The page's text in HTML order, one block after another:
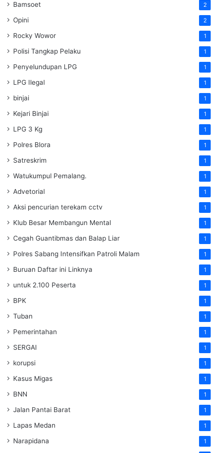
Bamsoet 2
Opini 2
Rocky Wowor 1
Polisi Tangkap Pelaku 1
Penyelundupan LPG 1
LPG Ilegal 1
binjai 1
Kejari Binjai 1
LPG 3 Kg 1
Polres Blora 1
Satreskrim 1
Watukumpul Pemalang. 1
Advetorial 1
Aksi pencurian terekam cctv 1
Klub Besar Membangun Mental 1
Cegah Guantibmas dan Balap Liar 1
Polres Sabang Intensifkan Patroli Malam 1
Buruan Daftar ini Linknya 1
untuk 2.100 Peserta 1
BPK 1
Tuban 1
Pemerintahan 1
SERGAI 1
korupsi 1
Kasus Migas 1
BNN 1
Jalan Pantai Barat 1
Lapas Medan 1
Narapidana 1